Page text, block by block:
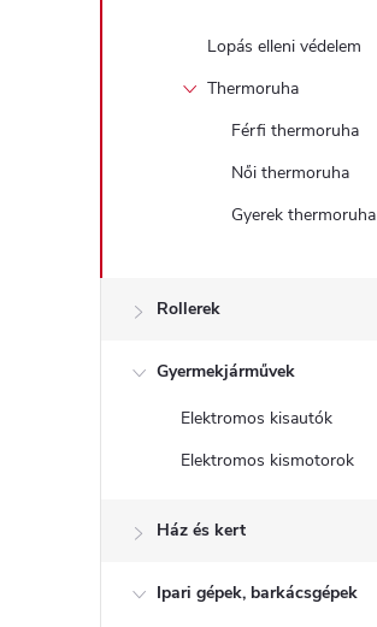
Lopás elleni védelem
Thermoruha
Férfi thermoruha
Női thermoruha
Gyerek thermoruha
Rollerek
Gyermekjárművek
Elektromos kisautók
Elektromos kismotorok
Ház és kert
Ipari gépek, barkácsgépek